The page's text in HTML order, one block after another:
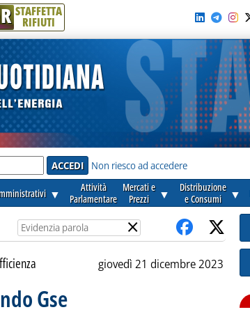
R STAFFETTA
RIFIUTI
Non riesco ad accedere
▼
Attività
Parlamentare
Mercati e
Prezzi
▼
Distribuzione
e Consumi
▼
×
giovedì 21 dicembre 2023
Gse